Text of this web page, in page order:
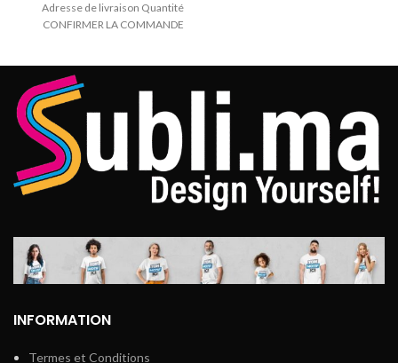
Adresse de livraison Quantité
CONFIRMER LA COMMANDE
INFORMATION
Termes et Conditions